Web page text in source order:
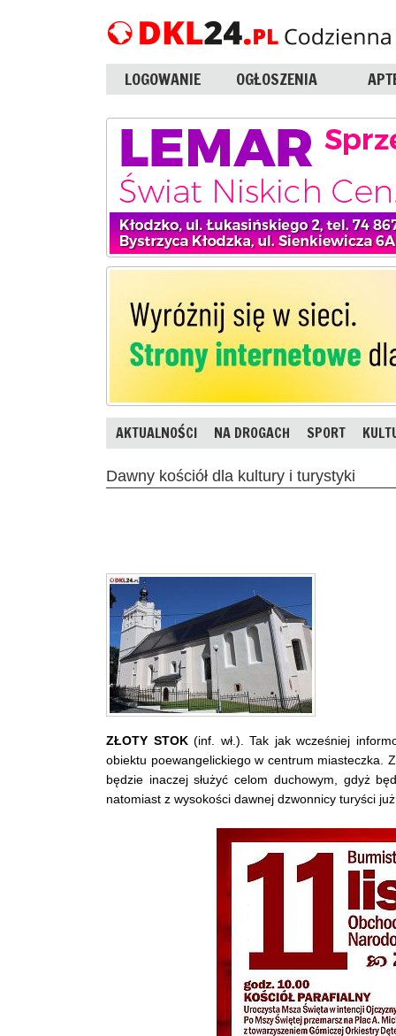
LOGOWANIE OGŁOSZENIA
AKTUALNOŚCI NA DROGACH SPORT
Dawny kościół dla kultury i turystyki
ZŁOTY STOK(inf. wł.). Tak jak wcześniej
obiektu poewangelickiego w centrum miasteczka.
będzie inaczej służyć celom duchowym, gdyż
natomiast z wysokości dawnej dzwonnicy turyści